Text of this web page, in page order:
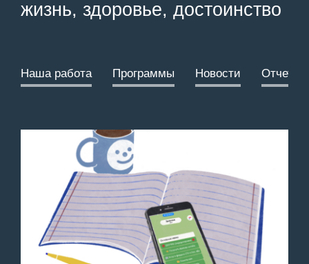
жизнь, здоровье, достоинство
Наша работа Программы Новости Отчеты